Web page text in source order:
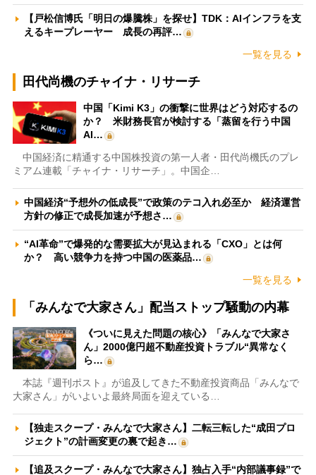
【戸松信博氏「明日の爆騰株」を探せ】TDK：AIインフラを支
えるキープレーヤー 成長の再評…
一覧を見る
田代尚機のチャイナ・リサーチ
中国「Kimi K3」の衝撃に世界はどう対応するの
か？ 米財務長官が検討する「蒸留を行う中国
AI…
中国経済に精通する中国株投資の第一人者・田代尚機氏のプレ
ミアム連載「チャイナ・リサーチ」。中国企…
中国経済“予想外の低成長”で政策のテコ入れ必至か 経済運営
方針の修正で成長加速が予想さ…
“AI革命”で爆発的な需要拡大が見込まれる「CXO」とは何
か？ 高い競争力を持つ中国の医薬品…
一覧を見る
「みんなで大家さん」配当ストップ騒動の内幕
《ついに見えた問題の核心》「みんなで大家さ
ん」2000億円超不動産投資トラブル“異常なく
ら…
本誌『週刊ポスト』が追及してきた不動産投資商品「みんなで
大家さん」がいよいよ最終局面を迎えている…
【独走スクープ・みんなで大家さん】二転三転した“成田プロ
ジェクト”の計画変更の裏で起き…
【追及スクープ・みんなで大家さん】独占入手“内部議事録”で